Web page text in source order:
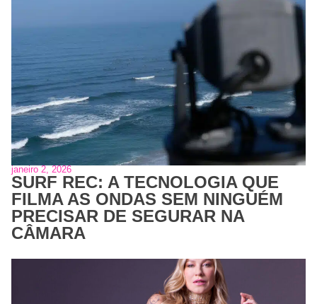
janeiro 2, 2026
SURF REC: A TECNOLOGIA QUE
FILMA AS ONDAS SEM NINGUÉM
PRECISAR DE SEGURAR NA
CÂMARA